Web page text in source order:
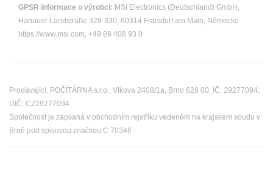
GPSR informace o výrobci: MSI Electronics (Deutschland) GmbH,
Hanauer Landstraße 328-330, 60314 Frankfurt am Main, Německo
https://www.msi.com, +49 69 408 93 0
Prodávající: POČÍTÁRNA s.r.o., Vlkova 2408/1a, Brno 628 00, IČ: 29277094,
DIČ: CZ29277094
Společnost je zapsaná v obchodním rejstříku vedeném na krajském soudu v
Brně pod spisovou značkou C 70346